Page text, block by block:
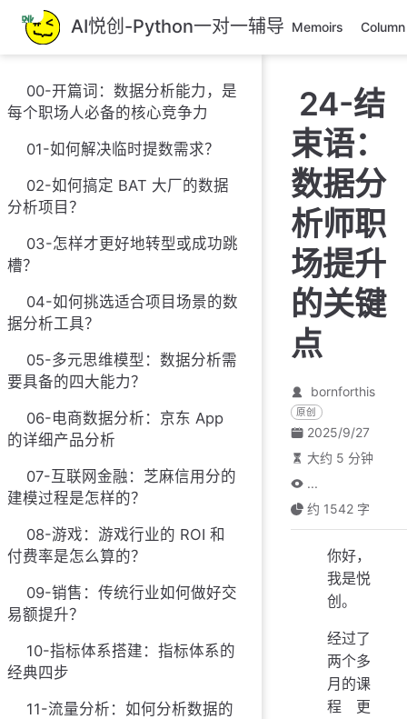
跳
至
主
內
容
AI悦创-Python一对一辅导 Memoirs Column
00-开篇词：数据分析能力，是
每个职场人必备的核心竞争力
01-如何解决临时提数需求？
02-如何搞定 BAT 大厂的数据
分析项目？
03-怎样才更好地转型或成功跳
槽？
04-如何挑选适合项目场景的数
据分析工具？
05-多元思维模型：数据分析需
要具备的四大能力？
06-电商数据分析：京东 App
的详细产品分析
07-互联网金融：芝麻信用分的
建模过程是怎样的？
08-游戏：游戏行业的 ROI 和
付费率是怎么算的？
09-销售：传统行业如何做好交
易额提升？
10-指标体系搭建：指标体系的
经典四步
11-流量分析：如何分析数据的
24-结
束语：
数据分
析师职
场提升
的关键
点
bornforthis
原创
2025/9/27
大约 5 分钟
...
约 1542 字
你好，
我是悦
创。
经过了
两个多
月的课
程更